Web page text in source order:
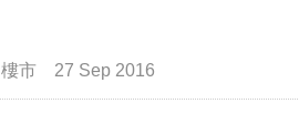
樓市 27 Sep 2016